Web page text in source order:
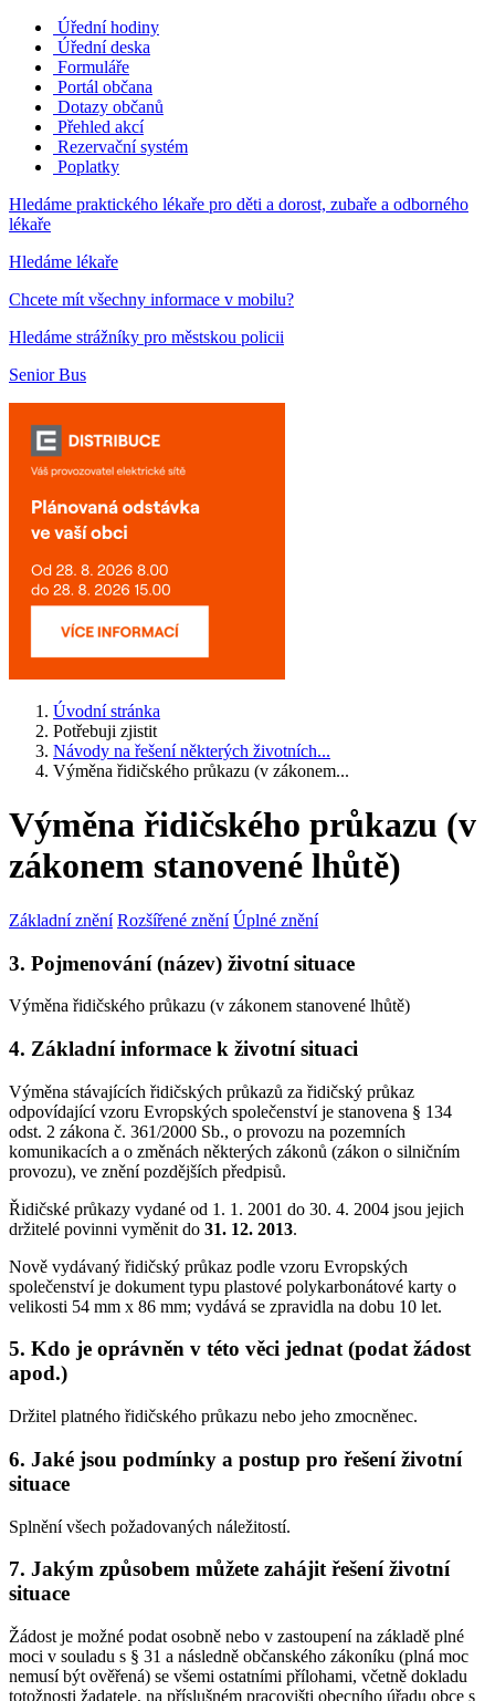
Úřední hodiny
Úřední deska
Formuláře
Portál občana
Dotazy občanů
Přehled akcí
Rezervační systém
Poplatky
Hledáme praktického lékaře pro děti a dorost, zubaře a odborného
lékaře
Hledáme lékaře
Chcete mít všechny informace v mobilu?
Hledáme strážníky pro městskou policii
Senior Bus
Úvodní stránka
Potřebuji zjistit
Návody na řešení některých životních...
Výměna řidičského průkazu (v zákonem...
Výměna řidičského průkazu (v
zákonem stanovené lhůtě)
Základní znění Rozšířené znění Úplné znění
3. Pojmenování (název) životní situace
Výměna řidičského průkazu (v zákonem stanovené lhůtě)
4. Základní informace k životní situaci
Výměna stávajících řidičských průkazů za řidičský průkaz
odpovídající vzoru Evropských společenství je stanovena § 134
odst. 2 zákona č. 361/2000 Sb., o provozu na pozemních
komunikacích a o změnách některých zákonů (zákon o silničním
provozu), ve znění pozdějších předpisů.
Řidičské průkazy vydané od 1. 1. 2001 do 30. 4. 2004 jsou jejich
držitelé povinni vyměnit do 31. 12. 2013.
Nově vydávaný řidičský průkaz podle vzoru Evropských
společenství je dokument typu plastové polykarbonátové karty o
velikosti 54 mm x 86 mm; vydává se zpravidla na dobu 10 let.
5. Kdo je oprávněn v této věci jednat (podat žádost
apod.)
Držitel platného řidičského průkazu nebo jeho zmocněnec.
6. Jaké jsou podmínky a postup pro řešení životní
situace
Splnění všech požadovaných náležitostí.
7. Jakým způsobem můžete zahájit řešení životní
situace
Žádost je možné podat osobně nebo v zastoupení na základě plné
moci v souladu s § 31 a následně občanského zákoníku (plná moc
nemusí být ověřená) se všemi ostatními přílohami, včetně dokladu
totožnosti žadatele, na příslušném pracovišti obecního úřadu obce s